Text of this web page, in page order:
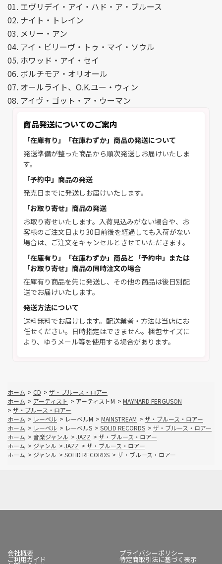
01. エヴリデイ・アイ・ハド・ア・ブルース
02. ナイト・トレイン
03. メリー・アン
04. アイ・ビリーヴ・トゥ・マイ・ソウル
05. ホワッド・アイ・セイ
06. ボルチモア・オリオール
07. オールライト、O.K.ユー・ウィン
08. アイヴ・ゴット・ア・ウーマン
商品発送についてのご案内
「在庫有り」「在庫わずか」商品の発送について
発送準備が整った商品から順次発送しお届けいたしま
す。
「予約中」商品の発送
発売日までに発送しお届けいたします。
「お取り寄せ」商品の発送
お取り寄せいたします。入荷見込みがない場合や、お
客様のご注文日より30日前後を経過しても入荷がない
場合は、ご注文をキャンセルとさせていただきます。
「在庫有り」「在庫わずか」商品と「予約中」または
「お取り寄せ」商品の同時注文の場合
在庫有り商品を先に発送し、その他の商品は後日別配
送でお届けいたします。
発送方法について
送料無料でお届けします。配送業者・方法は当店にお
任せください。日時指定はできません。梱包サイズに
より、ゆうメール等を使用する場合があります。
ホーム > CD > ザ・ブルース・ロアー
ホーム > アーティスト > アーティストM > MAYNARD FERGUSON
> ザ・ブルース・ロアー
ホーム > レーベル > レーベルM > MAINSTREAM > ザ・ブルース・ロアー
ホーム > レーベル > レーベルS > SOLID RECORDS > ザ・ブルース・ロアー
ホーム > 音楽ジャンル > JAZZ > ザ・ブルース・ロアー
ホーム > ジャンル > JAZZ > ザ・ブルース・ロアー
ホーム > ジャンル > SOLID RECORDS > ザ・ブルース・ロアー
会社概要 プライバシーポリシー
ご利用ガイド 特定商取引法に基づく表示